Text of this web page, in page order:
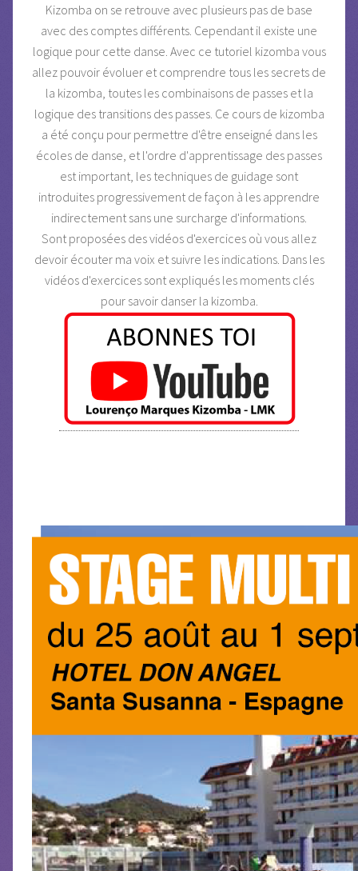
Kizomba on se retrouve avec plusieurs pas de base
avec des comptes différents. Cependant il existe une
logique pour cette danse. Avec ce tutoriel kizomba vous
allez pouvoir évoluer et comprendre tous les secrets de
la kizomba, toutes les combinaisons de passes et la
logique des transitions des passes. Ce cours de kizomba
a été conçu pour permettre d'être enseigné dans les
écoles de danse, et l'ordre d'apprentissage des passes
est important, les techniques de guidage sont
introduites progressivement de façon à les apprendre
indirectement sans une surcharge d'informations.
Sont proposées des vidéos d'exercices où vous allez
devoir écouter ma voix et suivre les indications. Dans les
vidéos d'exercices sont expliqués les moments clés
pour savoir danser la kizomba.